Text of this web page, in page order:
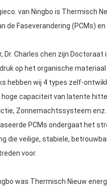
van Ningbo is Thermisch
de Faseverandering (PCMs)
Dr. Charles chen zijn
op het organische
hebben wij 4 types zelf-
capaciteit van latente
Zonnemachtssysteem enz.
PCMs ondergaat het
die veilige, stabiele,
voor.
was Thermisch Nieuw